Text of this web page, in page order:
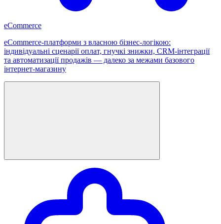
eCommerce
eCommerce-платформи з власною бізнес-логікою:
індивідуальні сценарії оплат, гнучкі знижки, CRM-інтеграції
та автоматизації продажів — далеко за межами базового
інтернет-магазину